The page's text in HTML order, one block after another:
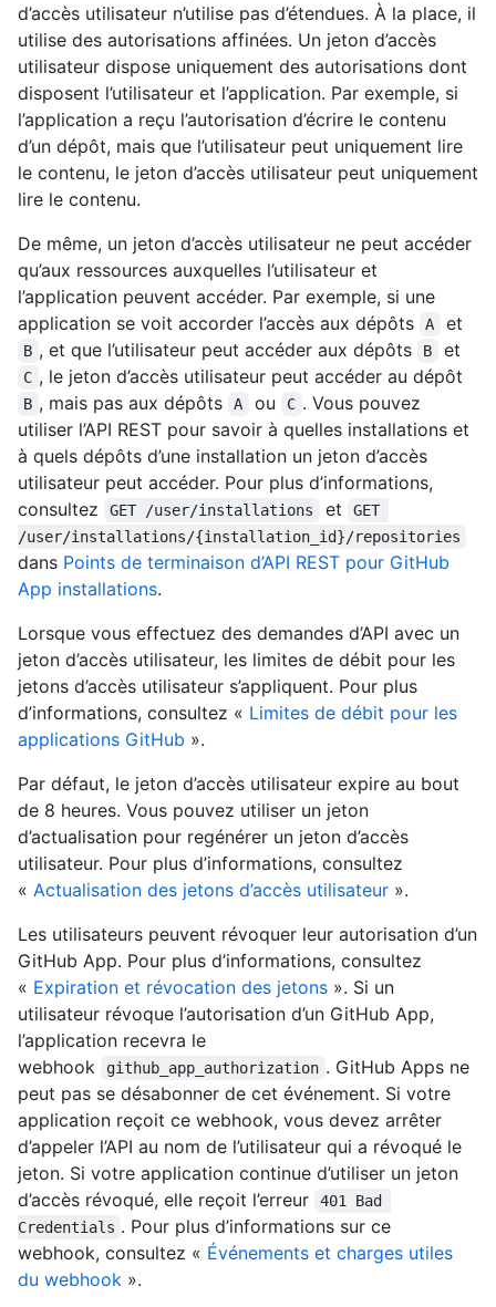
d’accès utilisateur n’utilise pas d’étendues. À la place, il
utilise des autorisations affinées. Un jeton d’accès
utilisateur dispose uniquement des autorisations dont
disposent l’utilisateur et l’application. Par exemple, si
l’application a reçu l’autorisation d’écrire le contenu
d’un dépôt, mais que l’utilisateur peut uniquement lire
le contenu, le jeton d’accès utilisateur peut uniquement
lire le contenu.
De même, un jeton d’accès utilisateur ne peut accéder
qu’aux ressources auxquelles l’utilisateur et
l’application peuvent accéder. Par exemple, si une
application se voit accorder l’accès aux dépôts
A et
B , et que l’utilisateur peut accéder aux dépôts B et
C , le jeton d’accès utilisateur peut accéder au dépôt
B , mais pas aux dépôts A ou C . Vous pouvez
utiliser l’API REST pour savoir à quelles installations et
à quels dépôts d’une installation un jeton d’accès
utilisateur peut accéder. Pour plus d’informations,
consultez
GET /user/installations et
GET
/user/installations/{installation_id}/repositories
dans Points de terminaison d’API REST pour GitHub
App installations.
Lorsque vous effectuez des demandes d’API avec un
jeton d’accès utilisateur, les limites de débit pour les
jetons d’accès utilisateur s’appliquent. Pour plus
d’informations, consultez « Limites de débit pour les
applications GitHub ».
Par défaut, le jeton d’accès utilisateur expire au bout
de 8 heures. Vous pouvez utiliser un jeton
d’actualisation pour regénérer un jeton d’accès
utilisateur. Pour plus d’informations, consultez
« Actualisation des jetons d’accès utilisateur ».
Les utilisateurs peuvent révoquer leur autorisation d’un
GitHub App. Pour plus d’informations, consultez
« Expiration et révocation des jetons ». Si un
utilisateur révoque l’autorisation d’un GitHub App,
l’application recevra le
webhook
github_app_authorization . GitHub Apps ne
peut pas se désabonner de cet événement. Si votre
application reçoit ce webhook, vous devez arrêter
d’appeler l’API au nom de l’utilisateur qui a révoqué le
jeton. Si votre application continue d’utiliser un jeton
d’accès révoqué, elle reçoit l’erreur
401 Bad
Credentials . Pour plus d’informations sur ce
webhook, consultez « Événements et charges utiles
du webhook ».